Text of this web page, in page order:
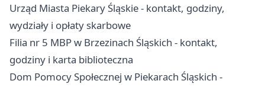
Urząd Miasta Piekary Śląskie - kontakt, godziny,
wydziały i opłaty skarbowe
Filia nr 5 MBP w Brzezinach Śląskich - kontakt,
godziny i karta biblioteczna
Dom Pomocy Społecznej w Piekarach Śląskich -